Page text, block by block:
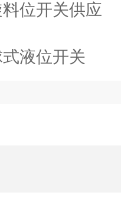
料位开关供应
液位开关